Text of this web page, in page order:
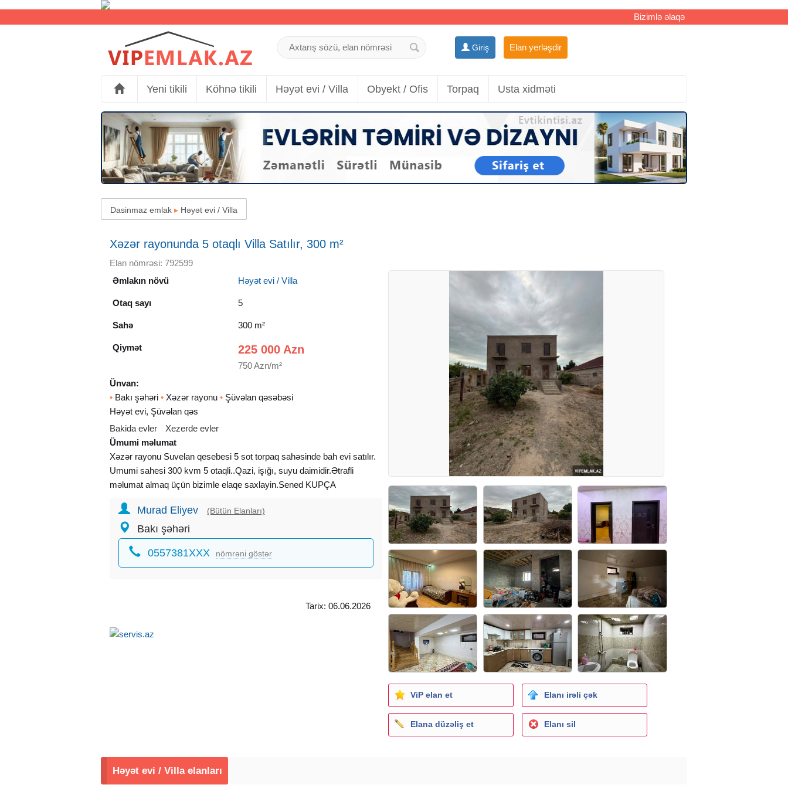
Bizimlə əlaqə
Giriş Elan yerləşdir
Yeni tikili Köhnə tikili Həyət evi / Villa Obyekt / Ofis Torpaq Usta xidməti
Dasinmaz emlak ▸ Həyət evi / Villa
Xəzər rayonunda 5 otaqlı Villa Satılır, 300 m²
Elan nömrəsi: 792599
Əmlakın növü
Həyət evi / Villa
Otaq sayı 5
Sahə 300 m²
Qiymət 225 000 Azn
750 Azn/m²
Ünvan:
• Bakı şəhəri • Xəzər rayonu • Şüvəlan qəsəbəsi
Həyət evi, Şüvəlan qəs
Bakida evler
Xezerde evler
Ümumi məlumat
Xəzər rayonu Suvelan qesebesi 5 sot torpaq sahəsinde bah evi satılır.
Umumi sahesi 300 kvm 5 otaqli..Qazi, işığı, suyu daimidir.Ətrafli
məlumat almaq üçün bizimle elaqe saxlayin.Sened KUPÇA
Murad Eliyev (Bütün Elanları)
Bakı şəhəri
0557381XXX nömrəni göstər
Tarix: 06.06.2026
ViP elan et Elanı irəli çək
Elana düzəliş et Elanı sil
Həyət evi / Villa elanları